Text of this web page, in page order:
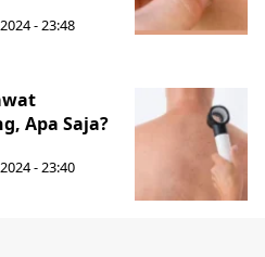
- 23:48
Apa Saja?
- 23:40